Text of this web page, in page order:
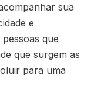
sua
e
que
que surgem as
para uma